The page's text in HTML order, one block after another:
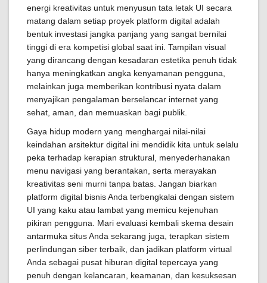
energi kreativitas untuk menyusun tata letak UI secara
matang dalam setiap proyek platform digital adalah
bentuk investasi jangka panjang yang sangat bernilai
tinggi di era kompetisi global saat ini. Tampilan visual
yang dirancang dengan kesadaran estetika penuh tidak
hanya meningkatkan angka kenyamanan pengguna,
melainkan juga memberikan kontribusi nyata dalam
menyajikan pengalaman berselancar internet yang
sehat, aman, dan memuaskan bagi publik.
Gaya hidup modern yang menghargai nilai-nilai
keindahan arsitektur digital ini mendidik kita untuk selalu
peka terhadap kerapian struktural, menyederhanakan
menu navigasi yang berantakan, serta merayakan
kreativitas seni murni tanpa batas. Jangan biarkan
platform digital bisnis Anda terbengkalai dengan sistem
UI yang kaku atau lambat yang memicu kejenuhan
pikiran pengguna. Mari evaluasi kembali skema desain
antarmuka situs Anda sekarang juga, terapkan sistem
perlindungan siber terbaik, dan jadikan platform virtual
Anda sebagai pusat hiburan digital tepercaya yang
penuh dengan kelancaran, keamanan, dan kesuksesan